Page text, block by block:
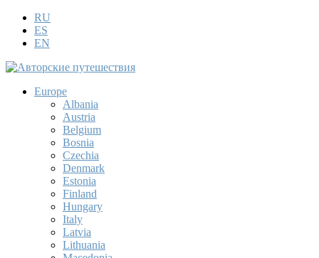
RU
ES
EN
Europe
Albania
Austria
Belgium
Bosnia
Czechia
Denmark
Estonia
Finland
Hungary
Italy
Latvia
Lithuania